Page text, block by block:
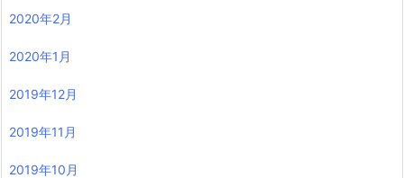
2020年2月
2020年1月
2019年12月
2019年11月
2019年10月